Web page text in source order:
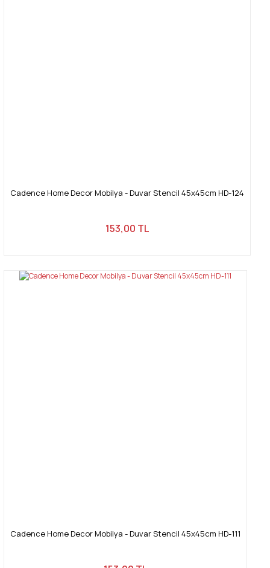
Cadence Home Decor Mobilya - Duvar Stencil 45x45cm HD-124
153,00 TL
Cadence Home Decor Mobilya - Duvar Stencil 45x45cm HD-111